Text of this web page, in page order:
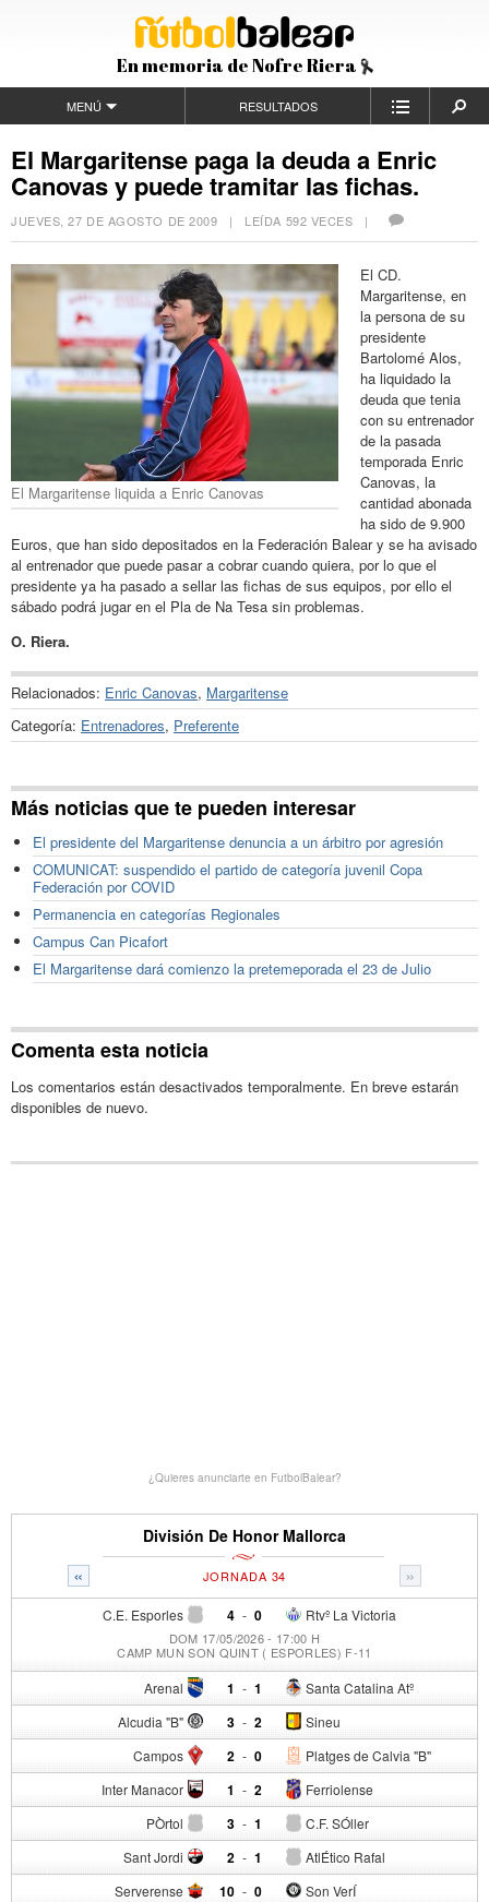
En memoria de Nofre Riera
MENÚ RESULTADOS
El Margaritense paga la deuda a Enric
Canovas y puede tramitar las fichas.
JUEVES, 27 DE AGOSTO DE 2009 | LEÍDA 592 VECES |
El Margaritense liquida a Enric Canovas
El CD.
Margaritense, en
la persona de su
presidente
Bartolomé Alos,
ha liquidado la
deuda que tenia
con su entrenador
de la pasada
temporada Enric
Canovas, la
cantidad abonada
ha sido de 9.900
Euros, que han sido depositados en la Federación Balear y se ha avisado
al entrenador que puede pasar a cobrar cuando quiera, por lo que el
presidente ya ha pasado a sellar las fichas de sus equipos, por ello el
sábado podrá jugar en el Pla de Na Tesa sin problemas.
O. Riera.
Relacionados: Enric Canovas, Margaritense
Categoría: Entrenadores, Preferente
Más noticias que te pueden interesar
El presidente del Margaritense denuncia a un árbitro por agresión
COMUNICAT: suspendido el partido de categoría juvenil Copa
Federación por COVID
Permanencia en categorías Regionales
Campus Can Picafort
El Margaritense dará comienzo la pretemeporada el 23 de Julio
Comenta esta noticia
Los comentarios están desactivados temporalmente. En breve estarán
disponibles de nuevo.
¿Quieres anunciarte en FutbolBalear?
División De Honor Mallorca
« »
JORNADA 34
C.E. Esporles 4 - Rtvº La Victoria
0
DOM 17/05/2026 - 17:00 H
CAMP MUN SON QUINT ( ESPORLES) F-11
Arenal 1 - Santa Catalina Atº
1
Alcudia "B" 3 - Sineu
2
Campos 2 - Platges de Calvia "B"
0
Inter Manacor 1 - Ferriolense
2
PÒrtol 3 - C.F. SÓller
1
Sant Jordi 2 - AtlÉtico Rafal
1
Serverense 10 - Son VerÍ
0